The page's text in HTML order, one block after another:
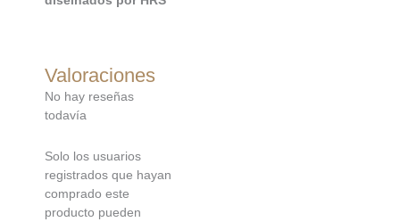
Valoraciones
No hay reseñas
todavía
Solo los usuarios
registrados que hayan
comprado este
producto pueden